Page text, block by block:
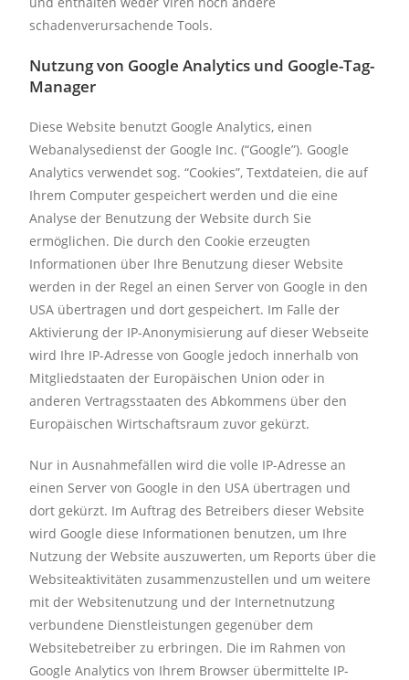
schadenverursachende Tools.
Nutzung von Google Analytics und Google-Tag-
Manager
Diese Website benutzt Google Analytics, einen
Webanalysedienst der Google Inc. (“Google”). Google
Analytics verwendet sog. “Cookies”, Textdateien, die auf
Ihrem Computer gespeichert werden und die eine
Analyse der Benutzung der Website durch Sie
ermöglichen. Die durch den Cookie erzeugten
Informationen über Ihre Benutzung dieser Website
werden in der Regel an einen Server von Google in den
USA übertragen und dort gespeichert. Im Falle der
Aktivierung der IP-Anonymisierung auf dieser Webseite
wird Ihre IP-Adresse von Google jedoch innerhalb von
Mitgliedstaaten der Europäischen Union oder in
anderen Vertragsstaaten des Abkommens über den
Europäischen Wirtschaftsraum zuvor gekürzt.
Nur in Ausnahmefällen wird die volle IP-Adresse an
einen Server von Google in den USA übertragen und
dort gekürzt. Im Auftrag des Betreibers dieser Website
wird Google diese Informationen benutzen, um Ihre
Nutzung der Website auszuwerten, um Reports über die
Websiteaktivitäten zusammenzustellen und um weitere
mit der Websitenutzung und der Internetnutzung
verbundene Dienstleistungen gegenüber dem
Websitebetreiber zu erbringen. Die im Rahmen von
Google Analytics von Ihrem Browser übermittelte IP-